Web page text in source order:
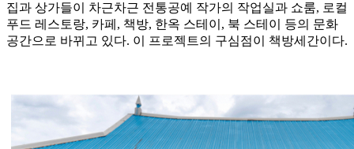
집과 상가들이 차근차근 전통공예 작가의 작업실과 쇼룸, 로컬
푸드 레스토랑, 카페, 책방, 한옥 스테이, 북 스테이 등의 문화
공간으로 바뀌고 있다. 이 프로젝트의 구심점이 책방세간이다.